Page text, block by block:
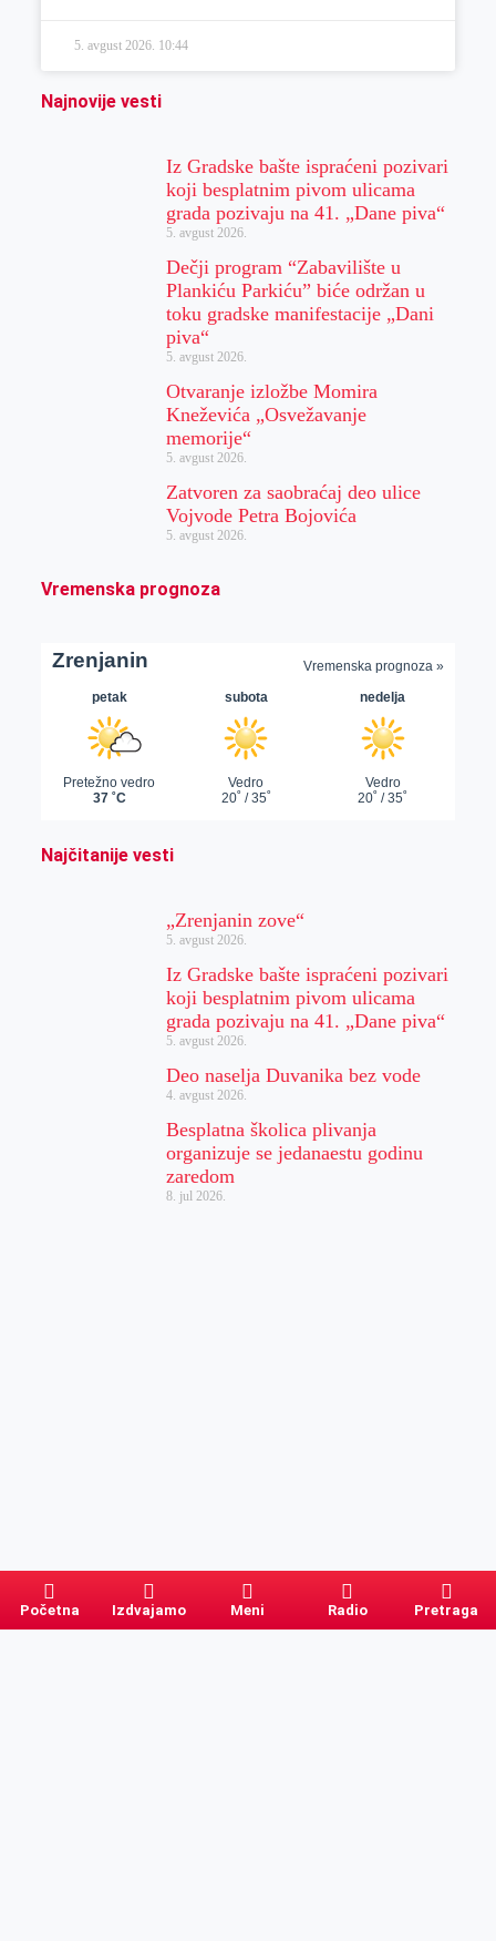
5. avgust 2026. 10:44
Najnovije vesti
Iz Gradske bašte ispraćeni pozivari
koji besplatnim pivom ulicama
grada pozivaju na 41. „Dane piva“
5. avgust 2026.
Dečji program “Zabavilište u
Plankiću Parkiću” biće održan u
toku gradske manifestacije „Dani
piva“
5. avgust 2026.
Otvaranje izložbe Momira
Kneževića „Osvežavanje
memorije“
5. avgust 2026.
Zatvoren za saobraćaj deo ulice
Vojvode Petra Bojovića
5. avgust 2026.
Vremenska prognoza
Najčitanije vesti
„Zrenjanin zove“
5. avgust 2026.
Iz Gradske bašte ispraćeni pozivari
koji besplatnim pivom ulicama
grada pozivaju na 41. „Dane piva“
5. avgust 2026.
Deo naselja Duvanika bez vode
4. avgust 2026.
Besplatna školica plivanja
organizuje se jedanaestu godinu
zaredom
8. jul 2026.
Početna Izdvajamo Meni Radio Pretraga